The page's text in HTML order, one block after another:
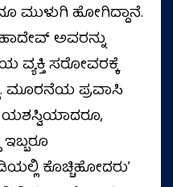
ಮುಳುಗಿ ಹೋಗಿದ್ದಾನೆ.
ಅವರನ್ನು
ವ್ಯಕ್ತಿ ಸರೋವರಕ್ಕೆ
ಮೂರನೆಯ ಪ್ರವಾಸಿ
ಯಶಸ್ವಿಯಾದರೂ,
ಕೊಚ್ಚಿಹೋದರುʼ